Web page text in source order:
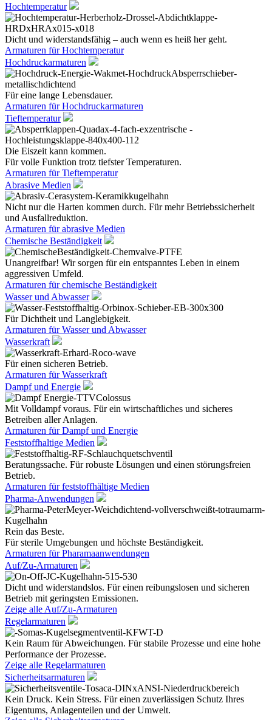
Hochtemperatur
Dicht und widerstandsfähig – auch wenn es heiß her geht.
Armaturen für Hochtemperatur
Hochdruckarmaturen
Für eine lange Lebensdauer.
Armaturen für Hochdruckarmaturen
Tieftemperatur
Die Eiszeit kann kommen.
Für volle Funktion trotz tiefster Temperaturen.
Armaturen für Tieftemperatur
Abrasive Medien
Nicht nur die Harten kommen durch. Für mehr Betriebssicherheit
und Ausfallreduktion.
Armaturen für abrasive Medien
Chemische Beständigkeit
Unangreifbar! Wir sorgen für ein entspanntes Leben in einem
aggressiven Umfeld.
Armaturen für chemische Beständigkeit
Wasser und Abwasser
Für Dichtheit und Langlebigkeit.
Armaturen für Wasser und Abwasser
Wasserkraft
Für einen sicheren Betrieb.
Armaturen für Wasserkraft
Dampf und Energie
Mit Volldampf voraus. Für ein wirtschaftliches und sicheres
Betreiben aller Anlagen.
Armaturen für Dampf und Energie
Feststoffhaltige Medien
Beratungssache. Für robuste Lösungen und einen störungsfreien
Betrieb.
Armaturen für feststoffhältige Medien
Pharma-Anwendungen
Rein das Beste.
Für sterile Umgebungen und höchste Beständigkeit.
Armaturen für Pharamaanwendungen
Auf/Zu-Armaturen
Dicht und widerstandslos. Für einen reibungslosen und sicheren
Betrieb mit geringsten Emissionen.
Zeige alle Auf/Zu-Armaturen
Regelarmaturen
Kein Raum für Abweichungen. Für stabile Prozesse und eine hohe
Performance der Prozesse.
Zeige alle Regelarmaturen
Sicherheitsarmaturen
Kein Druck. Kein Stress. Für einen zuverlässigen Schutz Ihres
Eigentums, Anlagenteilen und der Umwelt.